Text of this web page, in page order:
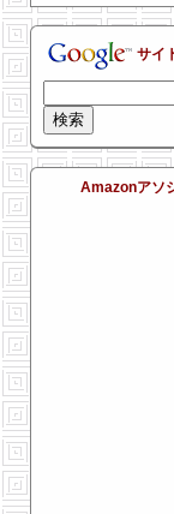
サイ
Amazonアソ